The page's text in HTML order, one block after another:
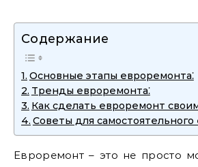
Содержание
Основные этапы евроремонта⁚
Тренды евроремонта⁚
Как сделать евроремонт
Советы для самостоятельного
Евроремонт – это не просто